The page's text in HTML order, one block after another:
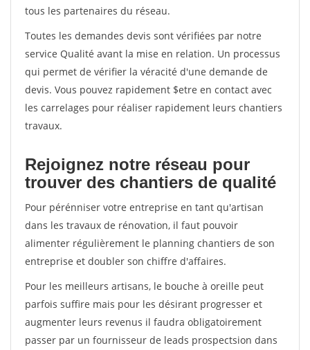
tous les partenaires du réseau.
Toutes les demandes devis sont vérifiées par notre
service Qualité avant la mise en relation. Un processus
qui permet de vérifier la véracité d'une demande de
devis. Vous pouvez rapidement $etre en contact avec
les carrelages pour réaliser rapidement leurs chantiers
travaux.
Rejoignez notre réseau pour
trouver des chantiers de qualité
Pour pérénniser votre entreprise en tant qu'artisan
dans les travaux de rénovation, il faut pouvoir
alimenter régulièrement le planning chantiers de son
entreprise et doubler son chiffre d'affaires.
Pour les meilleurs artisans, le bouche à oreille peut
parfois suffire mais pour les désirant progresser et
augmenter leurs revenus il faudra obligatoirement
passer par un fournisseur de leads prospectsion dans